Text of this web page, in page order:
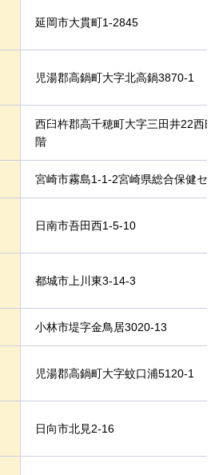
延岡市大貫町1-2845
児湯郡高鍋町大字北高鍋3870-1
西臼杵郡高千穂町大字三田井22西
階
宮崎市霧島1-1-2宮崎県総合保健セ
日南市吾田西1-5-10
都城市上川東3-14-3
小林市堤字金鳥居3020-13
児湯郡高鍋町大字蚊口浦5120-1
日向市北見2-16